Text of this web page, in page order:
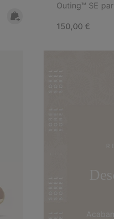
Outing™ SE
Regular price:
150,00 €